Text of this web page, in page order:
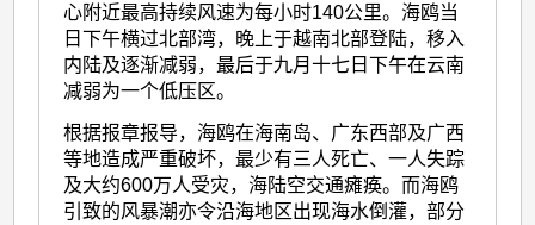
心附近最高持续风速为每小时140公里。海鸥当
日下午横过北部湾，晚上于越南北部登陆，移入
内陆及逐渐减弱，最后于九月十七日下午在云南
减弱为一个低压区。
根据报章报导，海鸥在海南岛、广东西部及广西
等地造成严重破坏，最少有三人死亡、一人失踪
及大约600万人受灾，海陆空交通瘫痪。而海鸥
引致的风暴潮亦令沿海地区出现海水倒灌，部分